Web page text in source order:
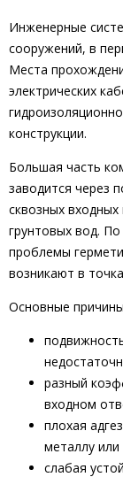
Инженерные
сооружений, в
Места
электрических
конструкции.
Большая часть
заводится через
сквозных
грунтовых вод.
проблемы
возникают в
Основные
разный
входном
плохая
металлу или
cлабая